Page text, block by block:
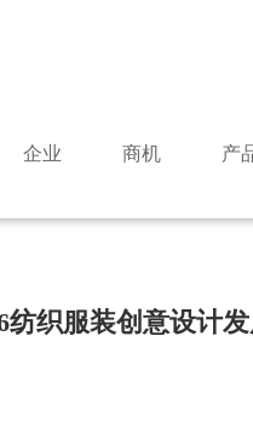
企业 商机 产
织服装创意设计